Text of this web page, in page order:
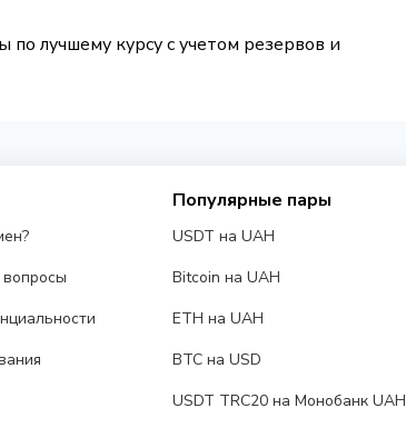
лучшему курсу с учетом резервов и
Популярные пары
USDT на UAH
Bitcoin на UAH
ETH на UAH
BTC на USD
USDT TRC20 на Монобанк UAH